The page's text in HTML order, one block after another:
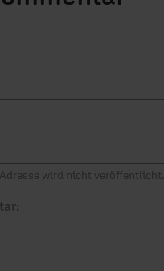
wird nicht veröffentlicht.